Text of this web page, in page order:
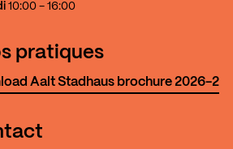
10:00 - 16:00
pratiques
Aalt Stadhaus brochure 2026-2